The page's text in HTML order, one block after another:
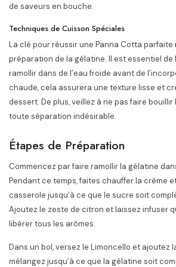
de saveurs en bouche.
Techniques de Cuisson Spéciales
La clé pour réussir une Panna Cotta parfaite
préparation de la gélatine. Il est essentiel de
ramollir dans de l’eau froide avant de
chaude, cela assurera une texture lisse et
dessert. De plus, veillez à ne pas faire
toute séparation indésirable.
Étapes de Préparation
Commencez par faire ramollir la gélatine
Pendant ce temps, faites chauffer la crème
casserole jusqu’à ce que le sucre soit
Ajoutez le zeste de citron et laissez infuser
libérer tous les arômes.
Dans un bol, versez le Limoncello et ajoutez
mélangez jusqu’à ce que la gélatine soit